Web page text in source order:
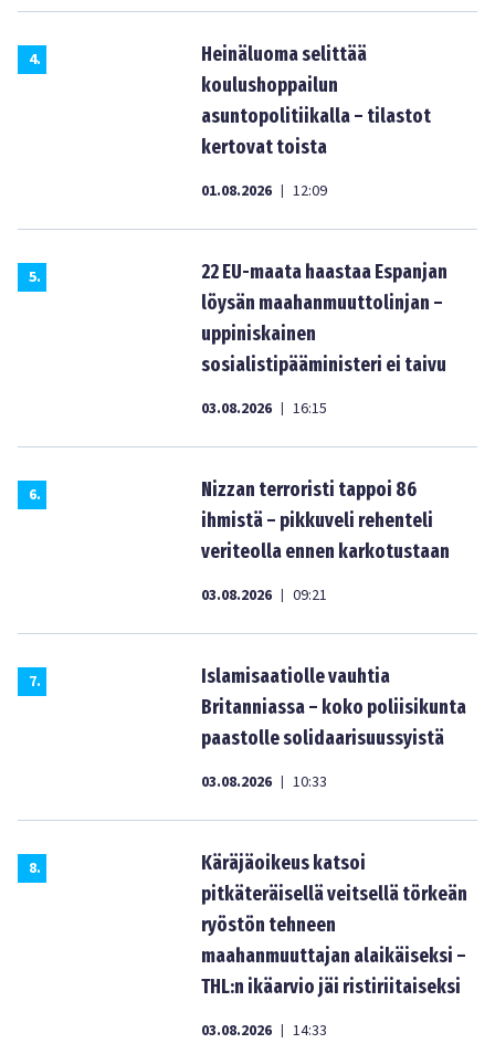
4.
Heinäluoma selittää
koulushoppailun
asuntopolitiikalla – tilastot
kertovat toista
01.08.2026 | 12:09
5.
22 EU-maata haastaa Espanjan
löysän maahanmuuttolinjan –
uppiniskainen
sosialistipääministeri ei taivu
03.08.2026 | 16:15
6.
Nizzan terroristi tappoi 86
ihmistä – pikkuveli rehenteli
veriteolla ennen karkotustaan
03.08.2026 | 09:21
7.
Islamisaatiolle vauhtia
Britanniassa – koko poliisikunta
paastolle solidaarisuussyistä
03.08.2026 | 10:33
8.
Käräjäoikeus katsoi
pitkäteräisellä veitsellä törkeän
ryöstön tehneen
maahanmuuttajan alaikäiseksi –
THL:n ikäarvio jäi ristiriitaiseksi
03.08.2026 | 14:33